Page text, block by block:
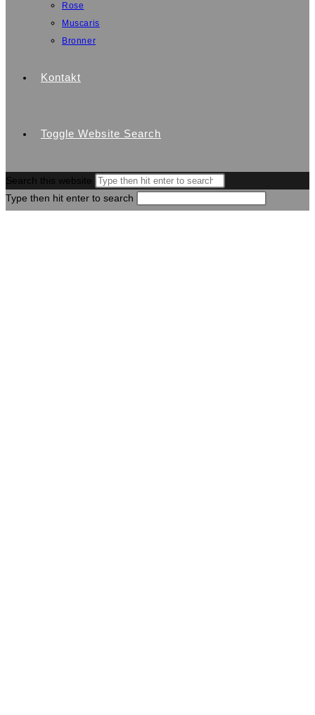
Rose
Muscaris
Bronner
Kontakt
Toggle Website Search
Search this website
Type then hit enter to search